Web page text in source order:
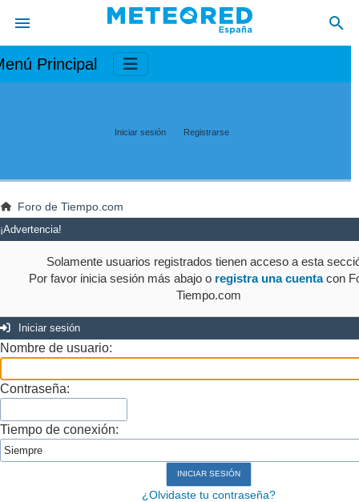
Principal
Iniciar sesión Registrarse
Foro de Tiempo.com
¡Advertencia!
Solamente usuarios registrados tienen acceso a esta
Por favor inicia sesión más abajo o registra una cuentacon
Tiempo.com
Iniciar sesión
Nombre de usuario:
Contraseña:
Tiempo de conexión:
¿Olvidaste tu contraseña?